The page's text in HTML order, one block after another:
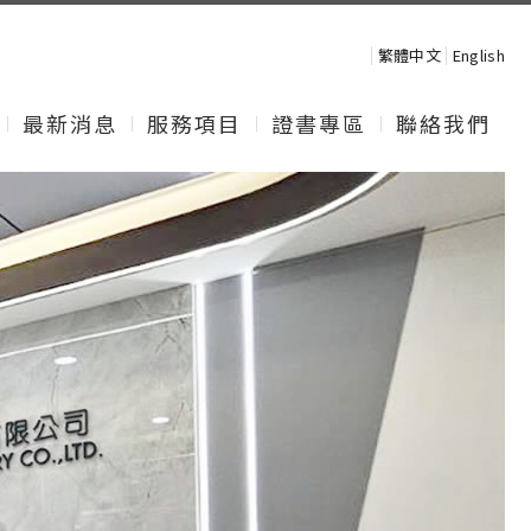
繁體中文 English
最新消息 服務項目 證書專區 聯絡我們